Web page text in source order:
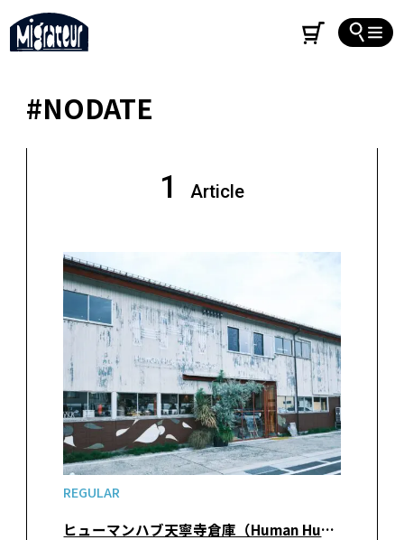
#NODATE
1 Article
REGULAR
ヒューマンハブ天寧寺倉庫（Human Hub Tenneiji soko）美工堂ストア